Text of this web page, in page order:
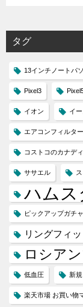
タグ
13インチノートパ
Pixel3
イオン イ
エアコンフィルター
コストコのカナデ
ササエル
ハムス
ピックアップガチャ
リングフィ
ロシア
低血圧 新
楽天市場 お買い物